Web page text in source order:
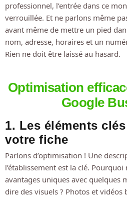
professionnel, l’entrée dans ce
verrouillée. Et ne parlons même
avant même de mettre un pied
nom, adresse, horaires et un
Rien ne doit être laissé au hasard.
Optimisation
Google
1. Les éléments
votre fiche
Parlons d’optimisation ! Une
l’établissement est la clé.
avantages uniques avec quelques
dire des visuels ? Photos et vidéos